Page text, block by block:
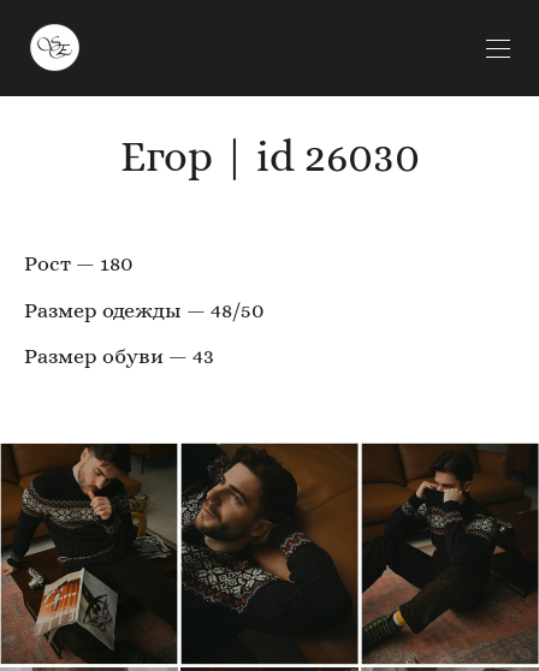
Егор | id 26030
Рост — 180
Размер одежды — 48/50
Размер обуви — 43